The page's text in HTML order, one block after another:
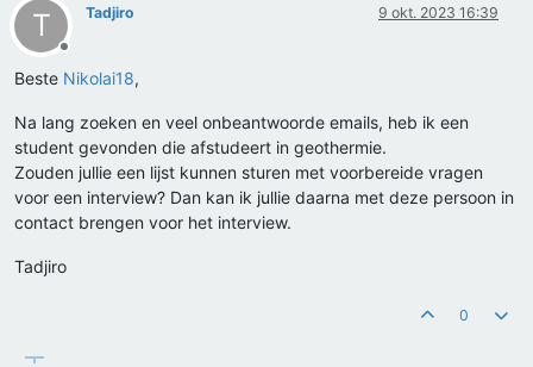
T
Offline
Tadjiro 9 okt. 2023 16:39
Beste Nikolai18,
Na lang zoeken en veel onbeantwoorde emails, heb ik een
student gevonden die afstudeert in geothermie.
Zouden jullie een lijst kunnen sturen met voorbereide vragen
voor een interview? Dan kan ik jullie daarna met deze persoon in
contact brengen voor het interview.
Tadjiro
0